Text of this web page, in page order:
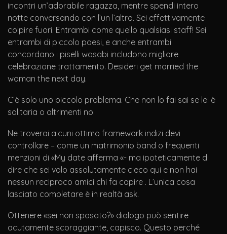
incontri un’adorabile ragazza, mentre spendi intero
notte conversando con l’un l’altro. Sei effettivamente
colpire fuori. Entrambi come quello qualsiasi staff! Sei
entrambi di piccolo paesi, e anche entrambi
concordano i piselli wasabi includono migliore
celebrazione trattamento. Desideri get married the
woman the next day.
C’è solo uno piccolo problema. Che non lo fai sai se lei è
solitaria o altrimenti no.
Ne troverai alcuni ottimo framework indizi devi
controllare – come un matrimonio band o frequenti
menzioni di «My date afferma «- ma ipoteticamente di
dire che sei volo assolutamente cieco qui e non hai
nessun reciproco amici chi fa capire . L’unica cosa
lasciato completare è in realtà ask.
Ottenere «sei non sposato?» dialogo può sentire
acutamente scoraggiante, capisco. Questo perché